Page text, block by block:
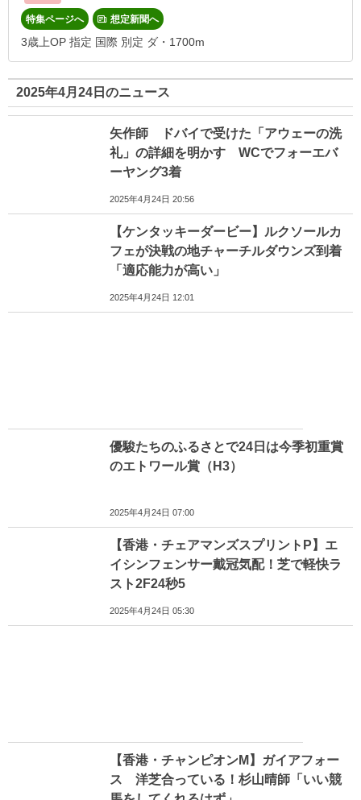
特集ページへ 想定新聞へ
3歳上OP 指定 国際 別定 ダ・1700m
2025年4月24日のニュース
矢作師 ドバイで受けた「アウェーの洗
礼」の詳細を明かす WCでフォーエバ
ーヤング3着
2025年4月24日 20:56
【ケンタッキーダービー】ルクソールカ
フェが決戦の地チャーチルダウンズ到着
「適応能力が高い」
2025年4月24日 12:01
優駿たちのふるさとで24日は今季初重賞
のエトワール賞（H3）
2025年4月24日 07:00
【香港・チェアマンズスプリントP】エ
イシンフェンサー戴冠気配！芝で軽快ラ
スト2F24秒5
2025年4月24日 05:30
【香港・チャンピオンM】ガイアフォー
ス 洋芝合っている！杉山晴師「いい競